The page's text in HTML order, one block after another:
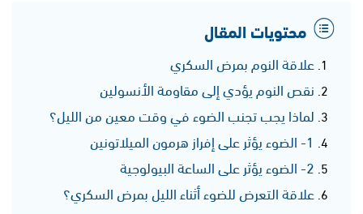
محتويات المقال
علاقة النوم بمرض السكري
نقص النوم يؤدي إلى مقاومة الأنسولين
لماذا يجب تجنب الضوء في وقت معين من الليل؟
1- الضوء يؤثر على إفراز هرمون الميلاتونين
2- الضوء يؤثر على الساعة البيولوجية
علاقة التعرض للضوء أثناء الليل بمرض السكري؟